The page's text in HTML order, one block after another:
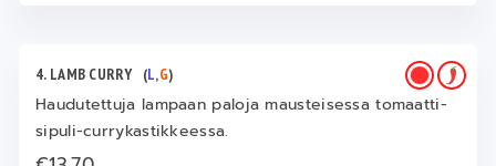
4. LAMB CURRY (L,G)
Haudutettuja lampaan paloja mausteisessa tomaatti-
sipuli-currykastikkeessa.